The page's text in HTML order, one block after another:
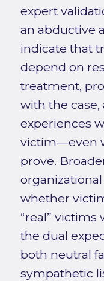
expert
an abductive
indicate that
depend on
treatment,
with the
experiences
victim—even
prove.
whether
“real” victims
the dual
both neutral
sympathetic